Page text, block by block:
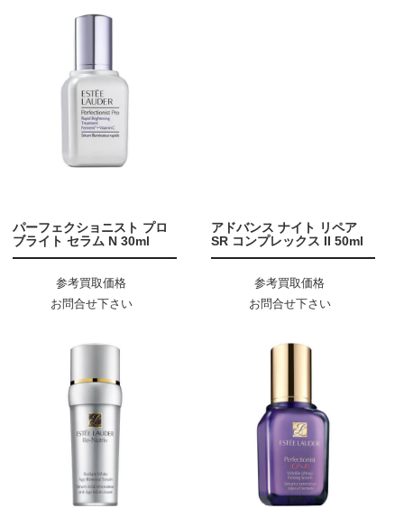
パーフェクショニスト プロ
ブライト セラム N 30ml
参考買取価格
お問合せ下さい
アドバンス ナイト リペア
SR コンプレックス II 50ml
参考買取価格
お問合せ下さい